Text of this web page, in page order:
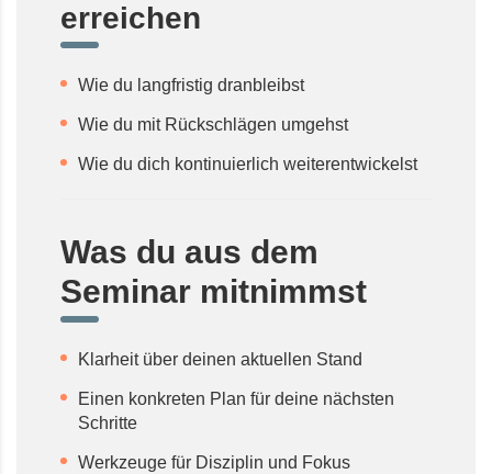
erreichen
Wie du langfristig dranbleibst
Wie du mit Rückschlägen umgehst
Wie du dich kontinuierlich weiterentwickelst
Was du aus dem
Seminar mitnimmst
Klarheit über deinen aktuellen Stand
Einen konkreten Plan für deine nächsten
Schritte
Werkzeuge für Disziplin und Fokus